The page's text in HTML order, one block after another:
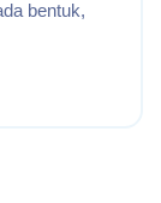
bentuk,